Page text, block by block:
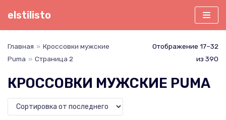
Перейти
elstilisto
Главная » Кроссовки мужские
Puma » Страница 2
Отображение 17–32
из 390
КРОССОВКИ МУЖСКИЕ PUMA